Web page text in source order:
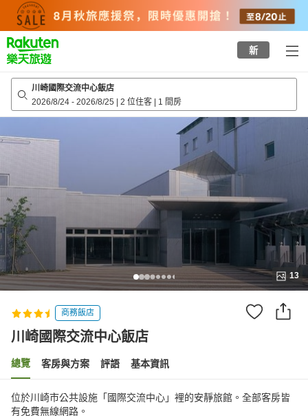
top
page
新
川崎國際交流中心飯店
2026/8/24 - 2026/8/25 | 2 位住客 | 1 間房
13
商務飯店
川崎國際交流中心飯店
總覽 客房與方案 評語 基本資訊
位於川崎市公共設施「國際交流中心」裡的安靜旅館。全部客房皆
有免費無線網路。